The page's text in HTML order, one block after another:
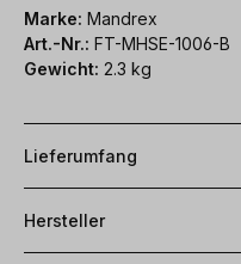
Marke: Mandrex
Art.-Nr.: FT-MHSE-1006-B
Gewicht: 2.3 kg
Lieferumfang
Hersteller